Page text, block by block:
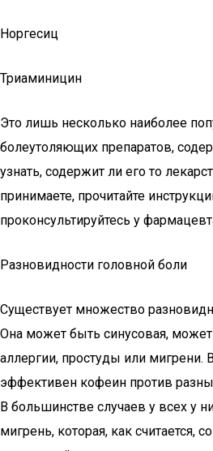
Норгесиц
Триаминицин
Это лишь несколько наиболее
болеутоляющих препаратов,
узнать, содержит ли его то
принимаете, прочитайте
проконсультируйтесь у
Разновидности головной боли
Существует множество
Она может быть синусовая, может
аллергии, простуды или мигрени.
эффективен кофеин против
В большинстве случаев у всех у
мигрень, которая, как считается,